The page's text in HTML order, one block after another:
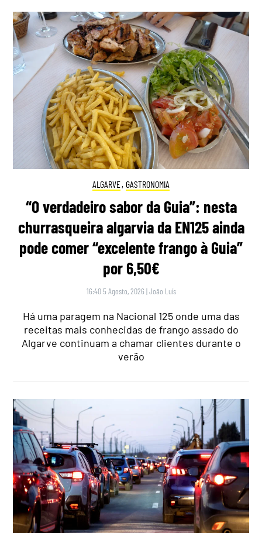
ALGARVE, GASTRONOMIA
“O verdadeiro sabor da Guia”: nesta
churrasqueira algarvia da EN125 ainda
pode comer “excelente frango à Guia”
por 6,50€
16:40 5 Agosto, 2026 |João Luís
Há uma paragem na Nacional 125 onde uma das
receitas mais conhecidas de frango assado do
Algarve continuam a chamar clientes durante o
verão